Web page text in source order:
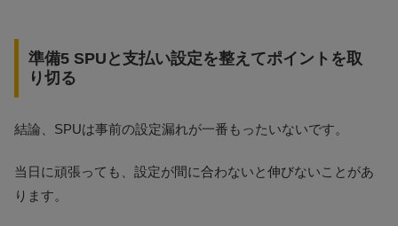
準備5 SPUと支払い設定を整えてポイントを取
り切る
結論、SPUは事前の設定漏れが一番もったいないです。
当日に頑張っても、設定が間に合わないと伸びないことがあ
ります。